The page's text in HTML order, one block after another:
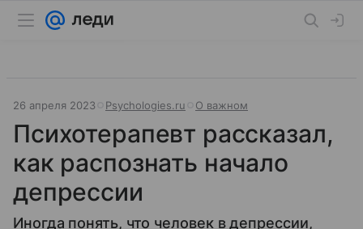
26 апреля 2023 Psychologies.ru О важном
Психотерапевт рассказал,
как распознать начало
депрессии
Иногда понять, что человек в депрессии,